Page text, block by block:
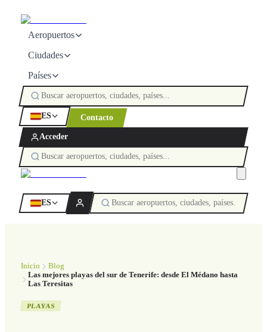
Aeropuertos
Ciudades
Países
ES Contacto
Acceder
ES
Inicio
Blog
Las mejores playas del sur de Tenerife: desde El Médano hasta
Las Teresitas
PLAYAS